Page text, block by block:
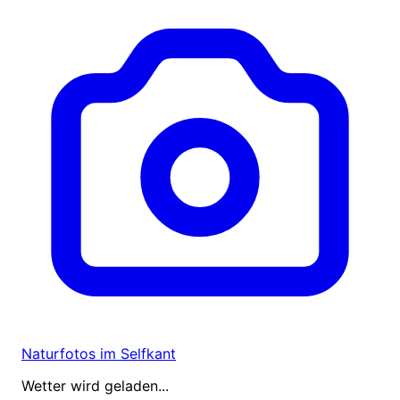
Naturfotos im Selfkant
Wetter wird geladen...